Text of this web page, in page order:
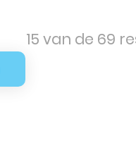
Apple
15 van de 69